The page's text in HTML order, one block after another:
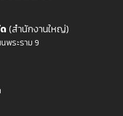
(สำนักงานใหญ่)
พระราม 9